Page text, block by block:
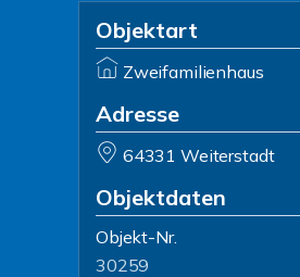
Objektart
Zweifamilienhaus
Adresse
64331 Weiterstadt
Objektdaten
Objekt-Nr.
30259